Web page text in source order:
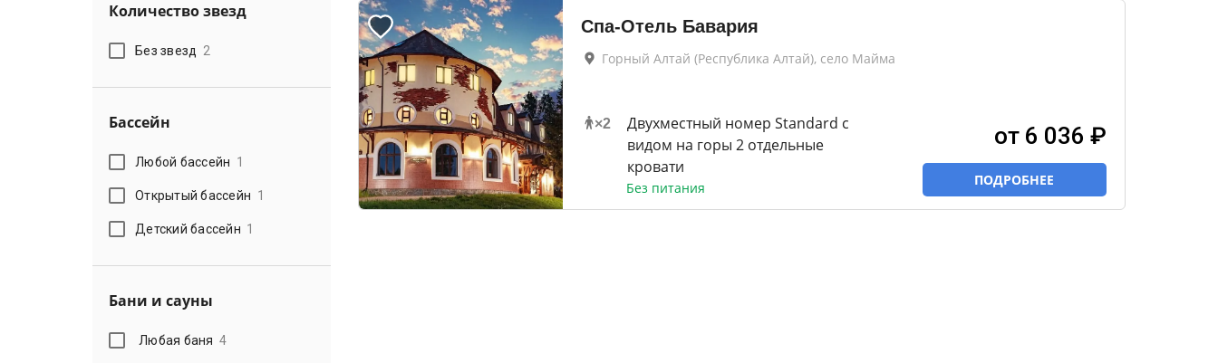
Количество звезд
Без звезд 2
Бассейн
Любой бассейн 1
Открытый бассейн 1
Детский бассейн 1
Бани и сауны
Любая баня 4
Спа-Отель Бавария
Горный Алтай (Республика Алтай), село Майма
×2
Двухместный номер Standard с
видом на горы 2 отдельные
кровати
Без питания
от 6 036 ₽
ПОДРОБНЕЕ